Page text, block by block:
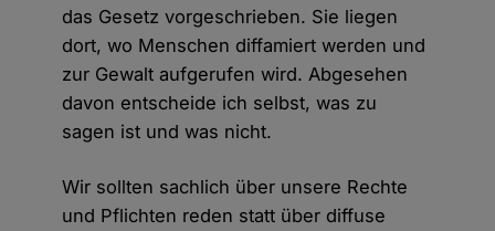
das Gesetz vorgeschrieben. Sie liegen
dort, wo Menschen diffamiert werden und
zur Gewalt aufgerufen wird. Abgesehen
davon entscheide ich selbst, was zu
sagen ist und was nicht.
Wir sollten sachlich über unsere Rechte
und Pflichten reden statt über diffuse